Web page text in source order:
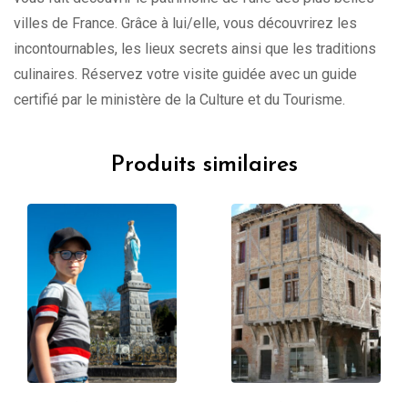
villes de France. Grâce à lui/elle, vous découvrirez les
incontournables, les lieux secrets ainsi que les traditions
culinaires. Réservez votre visite guidée avec un guide
certifié par le ministère de la Culture et du Tourisme.
Produits similaires